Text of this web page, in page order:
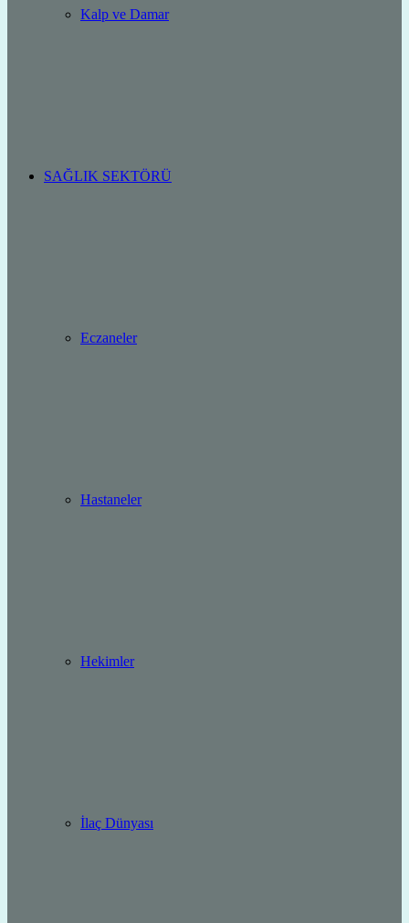
Kalp ve Damar
SAĞLIK SEKTÖRÜ
Eczaneler
Hastaneler
Hekimler
İlaç Dünyası